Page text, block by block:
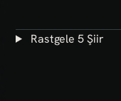
Rastgele 5 Şiir